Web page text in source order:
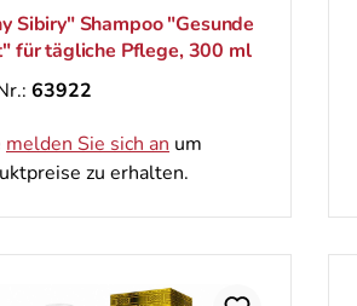
Sibiry" Shampoo "Gesunde
für tägliche Pflege, 300 ml
63922
melden Sie sich an um
zu erhalten.